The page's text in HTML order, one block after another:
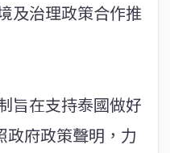
及治理政策合作推
旨在支持泰國做好
政府政策聲明，力